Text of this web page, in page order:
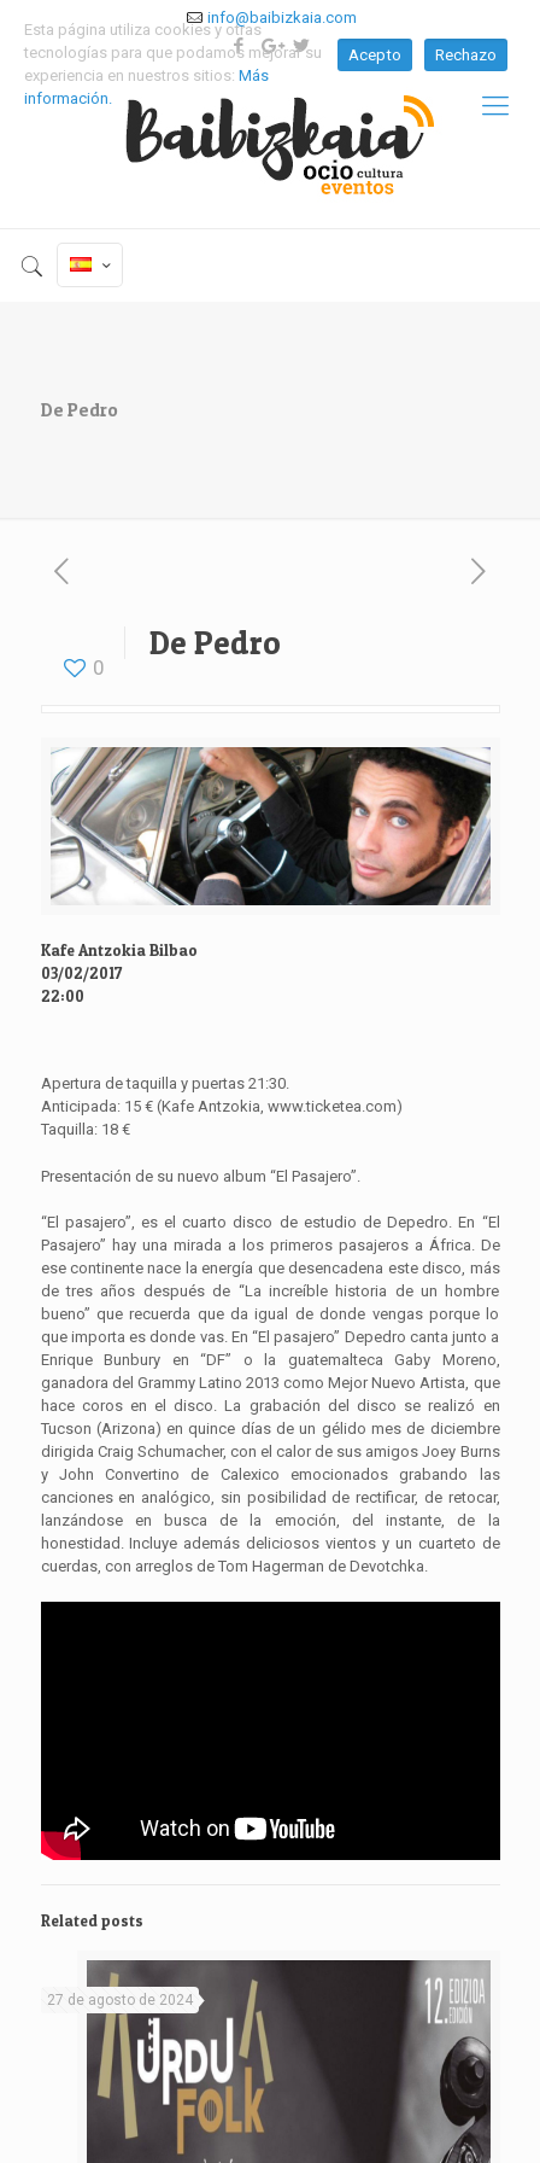
info@baibizkaia.com
De Pedro
0
De Pedro
Kafe Antzokia Bilbao
03/02/2017
22:00
Apertura de taquilla y puertas 21:30.
Anticipada: 15 € (Kafe Antzokia, www.ticketea.com)
Taquilla: 18 €
Presentación de su nuevo album “El Pasajero”.
“El pasajero”, es el cuarto disco de estudio de Depedro. En “El
Pasajero” hay una mirada a los primeros pasajeros a África. De
ese continente nace la energía que desencadena este disco, más
de tres años después de “La increíble historia de un hombre
bueno” que recuerda que da igual de donde vengas porque lo
que importa es donde vas. En “El pasajero” Depedro canta junto a
Enrique Bunbury en “DF” o la guatemalteca Gaby Moreno,
ganadora del Grammy Latino 2013 como Mejor Nuevo Artista, que
hace coros en el disco. La grabación del disco se realizó en
Tucson (Arizona) en quince días de un gélido mes de diciembre
dirigida Craig Schumacher, con el calor de sus amigos Joey Burns
y John Convertino de Calexico emocionados grabando las
canciones en analógico, sin posibilidad de rectificar, de retocar,
lanzándose en busca de la emoción, del instante, de la
honestidad. Incluye además deliciosos vientos y un cuarteto de
cuerdas, con arreglos de Tom Hagerman de Devotchka.
Related posts
27 de agosto de 2024
Esta página utiliza cookies y otras
tecnologías para que podamos mejorar su
experiencia en nuestros sitios: Más
información.
Acepto Rechazo